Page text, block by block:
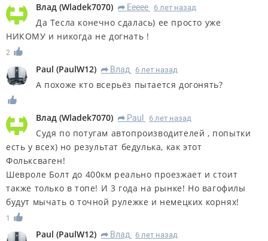
Влад (Wladek7070) R Eeeee 6 лет назад
Да Тесла конечно сдалась) ее просто уже
НИКОМУ и никогда не догнать !
2
Paul (PaulW12) R Влад 6 лет назад
А похоже кто всерьёз пытается догонять?
Влад (Wladek7070) R Paul 6 лет назад
Судя по потугам автопроизводителей , попытки
есть у всех) но результат бедулька, как этот
Фольксваген!
Шевроле Болт до 400км реально проезжает и стоит
также только в топе! И 3 года на рынке! Но вагофилы
будут мычать о точной рулежке и немецких корнях!
1
Paul (PaulW12) R Влад 6 лет назад